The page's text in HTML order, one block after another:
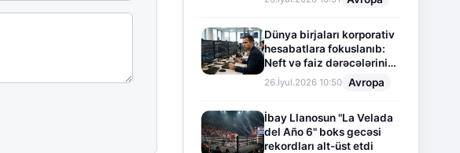
Dünya birjaları korporativ
hesabatlara fokuslanıb:
Neft və faiz dərəcələrinin
təsiri altında cari vəziyyət
26.İyul.2026 10:50 Avropa
İbay Llanosun "La Velada
del Año 6" boks gecəsi
rekordları alt-üst etdi